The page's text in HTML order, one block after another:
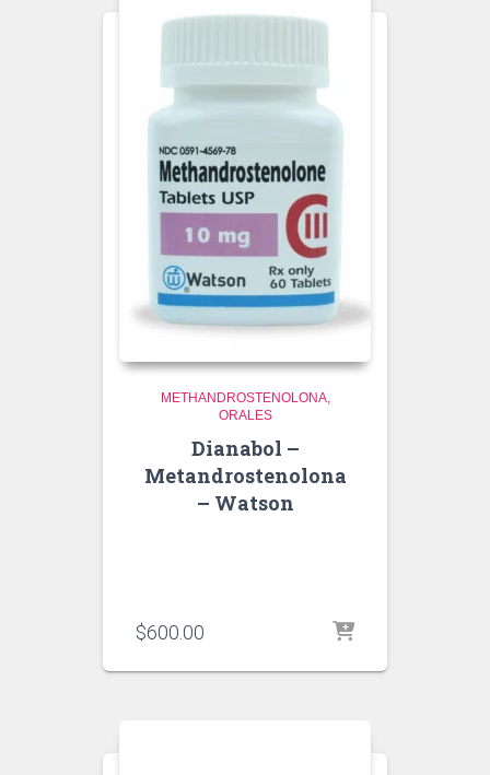
METHANDROSTENOLONA
ORALES
Dianabol –
Metandrostenolona
– Watson
$600.00